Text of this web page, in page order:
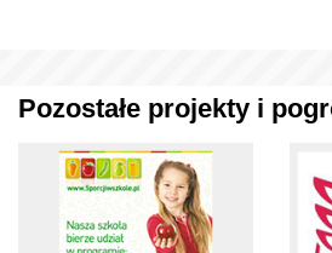
Pozostałe projekty i